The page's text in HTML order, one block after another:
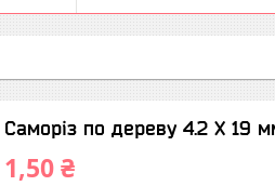
Саморіз по дереву 4.2 Х 19
1,50 ₴